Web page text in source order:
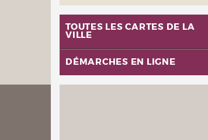
TOUTES LES CARTES DE LA
VILLE
DÉMARCHES EN LIGNE